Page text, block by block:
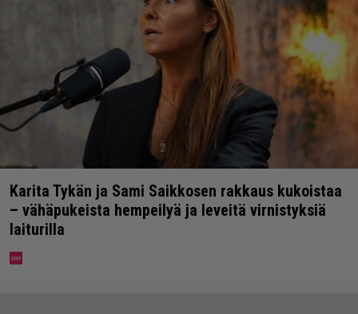
Karita Tykän ja Sami Saikkosen rakkaus kukoistaa
– vähäpukeista hempeilyä ja leveitä virnistyksiä
laiturilla